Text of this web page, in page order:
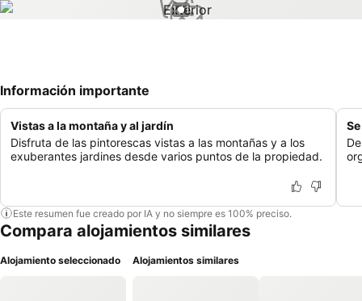
1 / 1
Información importante
Vistas a la montaña y al jardín
Disfruta de las pintorescas vistas a las montañas y a los
exuberantes jardines desde varios puntos de la propiedad.
Este resumen fue creado por IA y no siempre es 100% preciso.
Compara alojamientos similares
Alojamiento seleccionado Alojamientos similares